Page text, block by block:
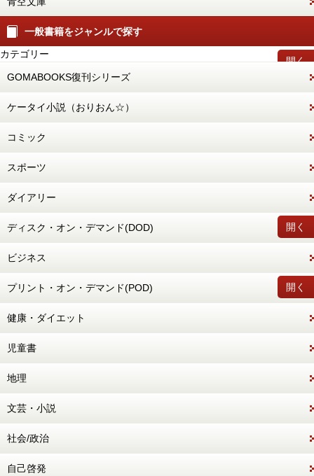
一般書籍をジャンルで探す
開く
カテゴリー
GOMABOOKS復刊シリーズ
ケータイ小説（おりおん☆）
コミック
スポーツ
ダイアリー
開く
ディスク・オン・デマンド(DOD)
ビジネス
開く
プリント・オン・デマンド(POD)
健康・ダイエット
児童書
地理
文芸・小説
社会/政治
自己啓発